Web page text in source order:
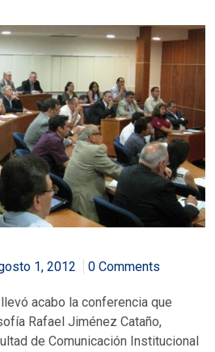
1, 2012 0 Comments
acabo la conferencia que
Rafael Jiménez Cataño,
de Comunicación Institucional